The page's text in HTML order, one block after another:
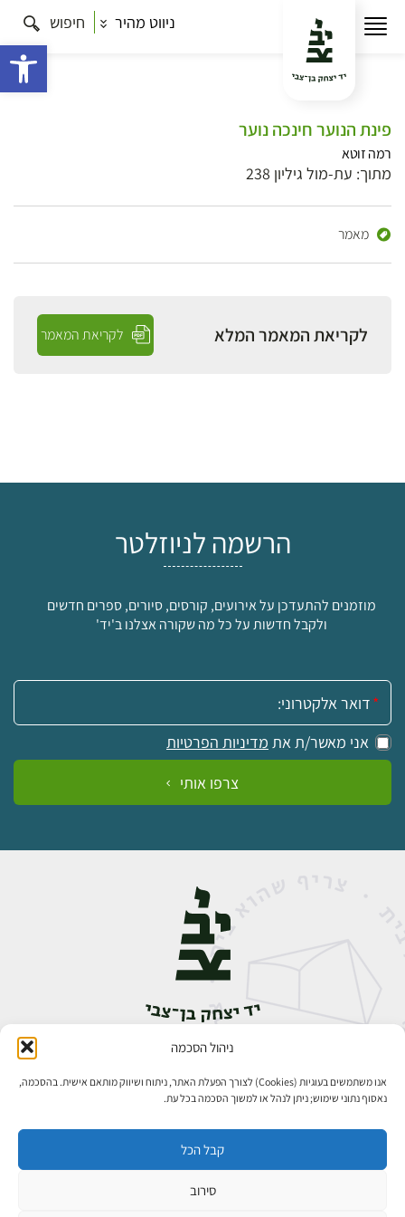
ניהול הסכמה
אנו משתמשים בעוגיות (Cookies) לצורך הפעלת האתר, ניתוח ושיווק מותאם אישית. בהסכמה,
נאסוף נתוני שימוש; ניתן לנהל או למשוך הסכמה בכל עת.
קבל הכל
סירוב
ניווט מהיר חיפוש
פינת הנוער חינכה נוער
רמה זוטא
מתוך: עת-מול גיליון 238
מאמר
לקריאת המאמר המלא לקריאת המאמר
הרשמה לניוזלטר
מוזמנים להתעדכן על אירועים, קורסים, סיורים, ספרים חדשים
ולקבל חדשות על כל מה שקורה אצלנו ב'יד'
אימייל:
אני מאשר/ת את מדיניות הפרטיות
צרפו אותי
אבן גבירול 14, רחביה, ירושלים